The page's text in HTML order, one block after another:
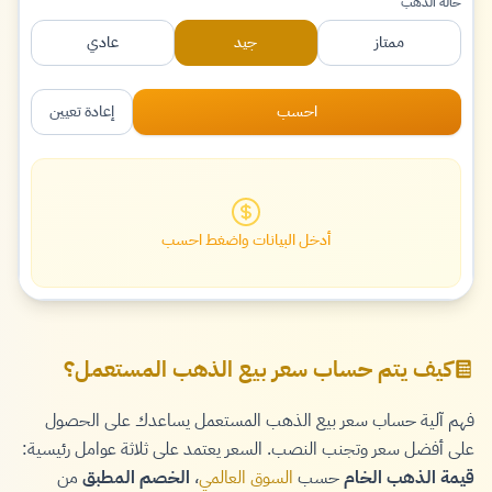
ممتاز جيد عادي
احسب إعادة تعيين
أدخل البيانات واضغط احسب
كيف يتم حساب سعر بيع الذهب المستعمل؟
فهم آلية حساب سعر بيع الذهب المستعمل يساعدك على الحصول
على أفضل سعر وتجنب النصب. السعر يعتمد على ثلاثة عوامل رئيسية:
قيمة الذهب الخامحسب السوق العالمي، الخصم المطبق من